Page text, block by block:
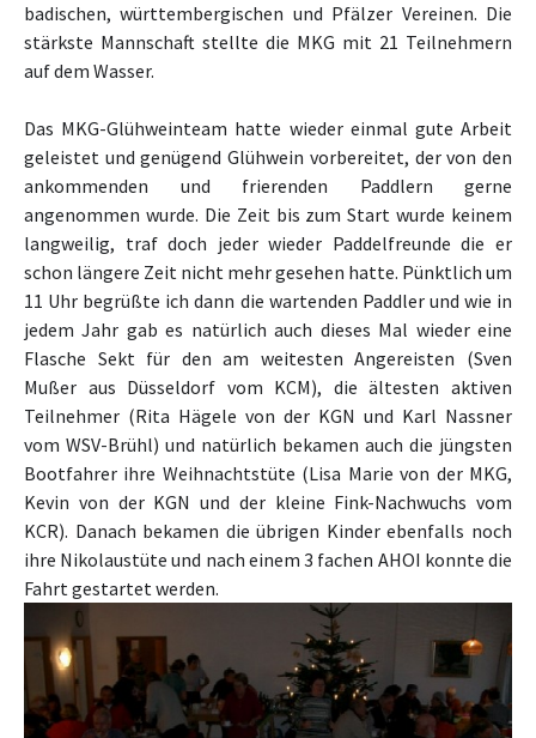
badischen, württembergischen und Pfälzer Vereinen. Die
stärkste Mannschaft stellte die MKG mit 21 Teilnehmern
auf dem Wasser.
Das MKG-Glühweinteam hatte wieder einmal gute Arbeit
geleistet und genügend Glühwein vorbereitet, der von den
ankommenden und frierenden Paddlern gerne
angenommen wurde. Die Zeit bis zum Start wurde keinem
langweilig, traf doch jeder wieder Paddelfreunde die er
schon längere Zeit nicht mehr gesehen hatte. Pünktlich um
11 Uhr begrüßte ich dann die wartenden Paddler und wie in
jedem Jahr gab es natürlich auch dieses Mal wieder eine
Flasche Sekt für den am weitesten Angereisten (Sven
Mußer aus Düsseldorf vom KCM), die ältesten aktiven
Teilnehmer (Rita Hägele von der KGN und Karl Nassner
vom WSV-Brühl) und natürlich bekamen auch die jüngsten
Bootfahrer ihre Weihnachtstüte (Lisa Marie von der MKG,
Kevin von der KGN und der kleine Fink-Nachwuchs vom
KCR). Danach bekamen die übrigen Kinder ebenfalls noch
ihre Nikolaustüte und nach einem 3 fachen AHOI konnte die
Fahrt gestartet werden.